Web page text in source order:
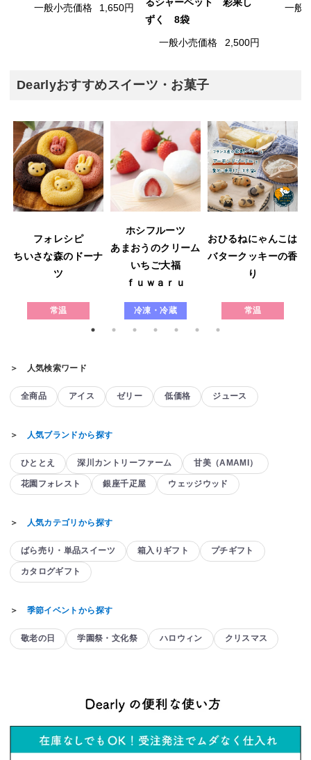
一般小売価格 1,650円
るシャーベット 彩果し
ずく 8袋
一般小売価格 2,500円
一般
Dearlyおすすめスイーツ・お菓子
フォレシピ
ちいさな森のドーナ
ツ
常温
ホシフルーツ
あまおうのクリーム
いちご大福
ｆｕｗａｒｕ
冷凍・冷蔵
おひるねにゃんこは
バタークッキーの香
り
常温
＞ 人気検索ワード
全商品 アイス ゼリー 低価格 ジュース
＞ 人気ブランドから探す
ひととえ 深川カントリーファーム 甘美（AMAMI）
花園フォレスト 銀座千疋屋 ウェッジウッド
＞ 人気カテゴリから探す
ばら売り・単品スイーツ 箱入りギフト プチギフト
カタログギフト
＞ 季節イベントから探す
敬老の日 学園祭・文化祭 ハロウィン クリスマス